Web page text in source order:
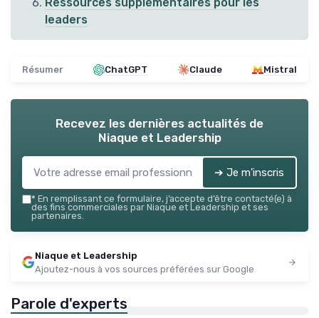
Ressources supplémentaires pour les
leaders
Résumer ChatGPT Claude Mistral
Recevez les dernières actualités de
Niaque et Leadership
➔ Je m'inscris
* En remplissant ce formulaire, j’accepte d’être contacté(e) à
des fins commerciales par Niaque et Leadership et ses
partenaires.
Niaque et Leadership
Ajoutez-nous à vos sources préférées sur Google
Parole d'experts